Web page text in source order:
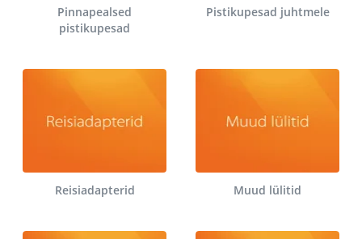
Pinnapealsed
pistikupesad
Pistikupesad juhtmele
Reisiadapterid Muud lülitid